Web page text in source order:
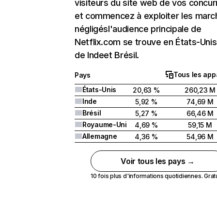
visiteurs du site web de vos
et commencez à exploiter les
négligésl'audience principale de
Netflix.com se trouve en États-
de Indeet Brésil.
Pays
Tous les
États-Unis
20,63 %
260,23 M
Inde
5,92 %
74,69 M
Brésil
5,27 %
66,46 M
Royaume-Uni
4,69 %
59,15 M
Allemagne
4,36 % 54,96 M
Voir tous les pays →
10 fois plus d'informations quotidiennes.